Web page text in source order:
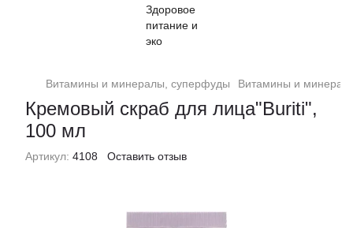
Витамины и минералы, суперфуды Витамины и
Кремовый скраб для лица"Buriti",
100 мл
Артикул: 4108 Оставить отзыв